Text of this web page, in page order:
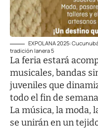
EXPOLANA 2025:
tradición lanera 5
La feria estará
musicales, bandas
juveniles que
todo el fin de
La música, la moda,
se unirán en un